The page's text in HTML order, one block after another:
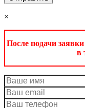
×
После подачи
в